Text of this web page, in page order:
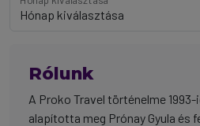
Rólunk
A Proko Travel történelme
alapította meg Prónay Gyula és